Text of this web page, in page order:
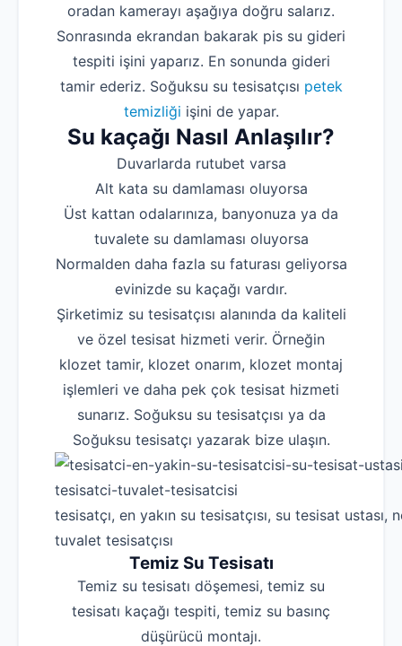
oradan kamerayı aşağıya doğru salarız.
Sonrasında ekrandan bakarak pis su gideri
tespiti işini yaparız. En sonunda gideri
tamir ederiz. Soğuksu su tesisatçısı petek
temizliği işini de yapar.
Su kaçağı Nasıl Anlaşılır?
Duvarlarda rutubet varsa
Alt kata su damlaması oluyorsa
Üst kattan odalarınıza, banyonuza ya da
tuvalete su damlaması oluyorsa
Normalden daha fazla su faturası geliyorsa
evinizde su kaçağı vardır.
Şirketimiz su tesisatçısı alanında da kaliteli
ve özel tesisat hizmeti verir. Örneğin
klozet tamir, klozet onarım, klozet montaj
işlemleri ve daha pek çok tesisat hizmeti
sunarız. Soğuksu su tesisatçısı ya da
Soğuksu tesisatçı yazarak bize ulaşın.
tesisatçı, en yakın su tesisatçısı, su tesisat
tuvalet tesisatçısı
Temiz Su Tesisatı
Temiz su tesisatı döşemesi, temiz su
tesisatı kaçağı tespiti, temiz su basınç
düşürücü montajı.